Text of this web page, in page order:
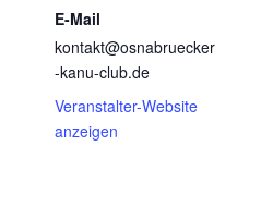
E-Mail
kontakt@osnabruecker
-kanu-club.de
Veranstalter-Website
anzeigen